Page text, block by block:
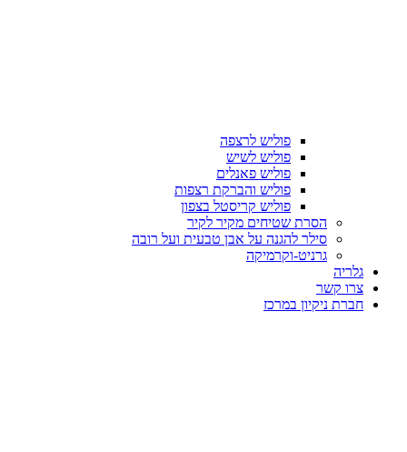
פוליש לרצפה
פוליש לשיש
פוליש פאנלים
פוליש והברקת רצפות
פוליש קריסטל בצפון
הסרת שטיחים מקיר לקיר
סילר להגנה על אבן טבעית ועל רובה
גרניט-וקרמיקה
גלריה
צרו קשר
חברת ניקיון במרכז